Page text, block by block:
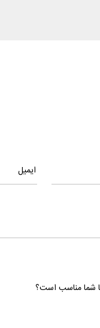
شما مناسب است؟